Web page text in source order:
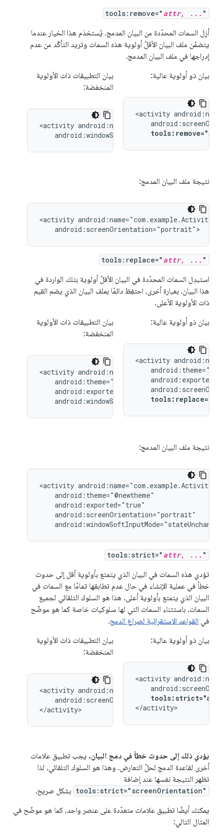
tools:remove=" attr, ... "
أزِل السمات المحدّدة من البيان المدمج. يُستخدَم هذا الخيار عندما
يتضمّن ملف البيان الأقلّ أولوية هذه السمات وتريد التأكّد من عدم
إدراجها في ملف البيان المدمج.
بيان التطبيقات ذات الأولوية
المنخفضة:
<activity
بيان ذو أولوية عالية:
<activity
نتيجة ملف البيان المدمج:
<activity
android:screenOrientation="portrait">
tools:replace=" attr, ... "
استبدِل السمات المحدّدة في البيان الأقلّ أولوية بتلك الواردة في
هذا البيان. بعبارة أخرى، احتفِظ دائمًا بملف البيان الذي يضم القيم
ذات الأولوية الأعلى.
بيان التطبيقات ذات الأولوية
المنخفضة:
<activity
بيان ذو أولوية عالية:
<activity
نتيجة ملف البيان المدمج:
<activity
tools:strict=" attr, ... "
تؤدي هذه السمات في البيان الذي يتمتع بأولوية أقل إلى حدوث
خطأ في عملية الإنشاء في حال عدم تطابقها تمامًا مع السمات في
البيان الذي يتمتع بأولوية أعلى. هذا هو السلوك التلقائي لجميع
السمات، باستثناء السمات التي لها سلوكيات خاصة كما هو موضّح
في القواعد الاستقرائية لصراع الدمج.
بيان التطبيقات ذات الأولوية
المنخفضة:
<activity
android:screenOrientation="landscape">
</activity>
بيان ذو أولوية عالية:
<activity
</activity>
يؤدي ذلك إلى حدوث خطأ في دمج البيان. يجب تطبيق علامات
أخرى لقاعدة الدمج لحلّ التعارض. وهذا هو السلوك التلقائي، لذا
تظهر النتيجة نفسها عند إضافة
tools:strict="screenOrientation" بشكل صريح.
يمكنك أيضًا تطبيق علامات متعدّدة على عنصر واحد، كما هو موضّح في
المثال التالي: